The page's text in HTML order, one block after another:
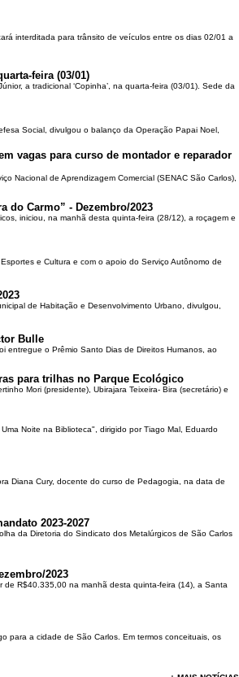
interditada para trânsito de veículos entre os dias 02/01 a
feira (03/01)
a tradicional ‘Copinha’, na quarta-feira (03/01). Sede da
Social, divulgou o balanço da Operação Papai Noel,
vagas para curso de montador e reparador
Nacional de Aprendizagem Comercial (SENAC São Carlos),
do Carmo” - Dezembro/2023
iniciou, na manhã desta quinta-feira (28/12), a roçagem e
e Cultura e com o apoio do Serviço Autônomo de
de Habitação e Desenvolvimento Urbano, divulgou,
Bulle
entregue o Prêmio Santo Dias de Direitos Humanos, ao
para trilhas no Parque Ecológico
Mori (presidente), Ubirajara Teixeira- Bira (secretário) e
Noite na Biblioteca", dirigido por Tiago Mal, Eduardo
Diana Cury, docente do curso de Pedagogia, na data de
2023-2027
da Diretoria do Sindicato dos Metalúrgicos de São Carlos
2023
de R$40.335,00 na manhã desta quinta-feira (14), a Santa
para a cidade de São Carlos. Em termos conceituais, os